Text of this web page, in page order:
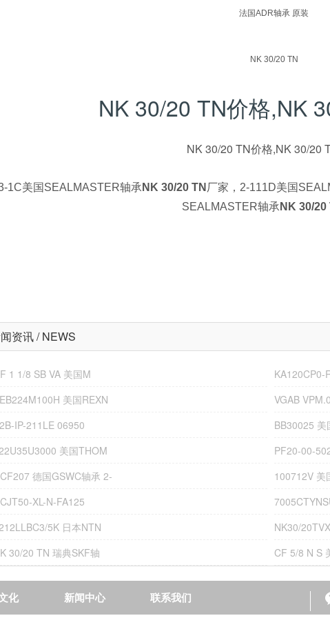
法国ADR轴承 原装
NK 30/20 TN
NK 30/20 TN价格,NK
NK 30/20 TN价格,NK 30/20
1C美国SEALMASTER轴承 NK 30/20 TN 厂家，2-111D美国
SEALMASTER轴承 NK 30/20
资讯 / NEWS
1 1/8 SB VA 美国M
KA120CP0-
美国REXN
VGAB
IP-211LE 06950
BB30025 美
美国THOM
PF20-00-
德国GSWC轴承 2-
100712V 美
XL-N-FA125
5K 日本NTN
NK30/
30/20 TN 瑞典SKF轴
CF 5/8 N S
化 新闻中心 联系我们